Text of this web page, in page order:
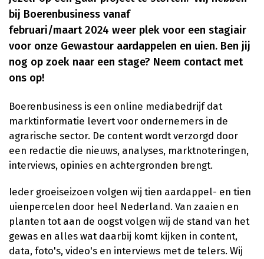
bij Boerenbusiness vanaf
februari/maart 2024 weer plek voor een stagiair
voor onze Gewastour aardappelen en uien. Ben jij
nog op zoek naar een stage? Neem contact met
ons op!
Boerenbusiness is een online mediabedrijf dat
marktinformatie levert voor ondernemers in de
agrarische sector. De content wordt verzorgd door
een redactie die nieuws, analyses, marktnoteringen,
interviews, opinies en achtergronden brengt.
Ieder groeiseizoen volgen wij tien aardappel- en tien
uienpercelen door heel Nederland. Van zaaien en
planten tot aan de oogst volgen wij de stand van het
gewas en alles wat daarbij komt kijken in content,
data, foto's, video's en interviews met de telers. Wij